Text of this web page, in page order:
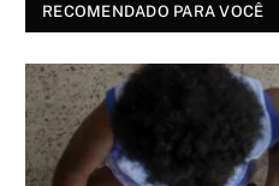
RECOMENDADO PARA VOCÊ